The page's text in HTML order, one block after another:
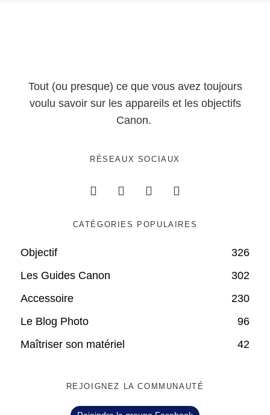
Tout (ou presque) ce que vous avez toujours
voulu savoir sur les appareils et les objectifs
Canon.
RÉSEAUX SOCIAUX
CATÉGORIES POPULAIRES
Objectif
326
Les Guides Canon
302
Accessoire
230
Le Blog Photo
96
Maîtriser son matériel
42
REJOIGNEZ LA COMMUNAUTÉ